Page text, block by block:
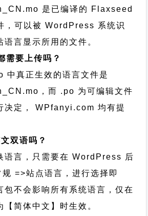
是已编译的 Flaxseed
，可以被 WordPress 系统识
语言显示所用的文件。
要上传吗？
真正生效的语言文件是
，而 .po 为可编辑文件
决定， WPfanyi.com 均有提
双语吗？
语言，只需要在 WordPress 后
=>站点语言，进行选择即
包不会影响所有系统语言，仅在
简体中文】时生效。